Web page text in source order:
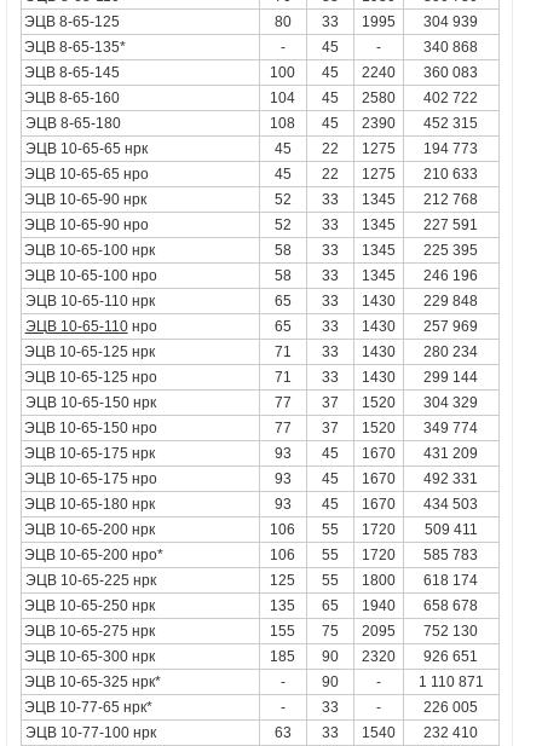
ЭЦВ 8-65-125
80 33 1995
304 939
ЭЦВ 8-65-135*
- 45 -
340 868
ЭЦВ 8-65-145
100 45 2240
360 083
ЭЦВ 8-65-160
104 45 2580
402 722
ЭЦВ 8-65-180
108 45 2390
452 315
ЭЦВ 10-65-65 нрк 45 22 1275
194 773
ЭЦВ 10-65-65 нро
45 22 1275
210 633
ЭЦВ 10-65-90 нрк
52 33 1345
212 768
ЭЦВ 10-65-90 нро
52 33 1345
227 591
ЭЦВ 10-65-100 нрк
58 33 1345
225 395
ЭЦВ 10-65-100 нро
58 33 1345
246 196
ЭЦВ 10-65-110нрк 65 33 1430
229 848
ЭЦВ 10-65-110нро 65 33 1430
257 969
ЭЦВ 10-65-125 нрк
71 33 1430
280 234
ЭЦВ 10-65-125 нро
71 33 1430
299 144
ЭЦВ 10-65-150нрк 77 37 1520
304 329
ЭЦВ 10-65-150 нро
77 37 1520
349 774
ЭЦВ 10-65-175 нрк
93 45 1670
431 209
ЭЦВ 10-65-175 нро
93 45 1670
492 331
ЭЦВ 10-65-180 нрк
93 45 1670
434 503
ЭЦВ 10-65-200 нрк
106 55 1720
509 411
ЭЦВ 10-65-200 нро*
106 55 1720
585 783
ЭЦВ 10-65-225 нрк 125 55 1800
618 174
ЭЦВ 10-65-250 нрк
135 65 1940
658 678
ЭЦВ 10-65-275 нрк
155 75 2095
752 130
ЭЦВ 10-65-300 нрк
185 90 2320
926 651
ЭЦВ 10-65-325 нрк*
- 90 -
1 110 871
ЭЦВ 10-77-65 нрк*
- 33 -
226 005
ЭЦВ 10-77-100нрк 63 33 1540
232 410